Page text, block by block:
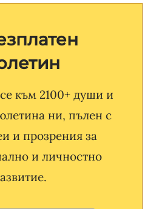
към 2100+ души и
ни, пълен с
и прозрения за
и личностно